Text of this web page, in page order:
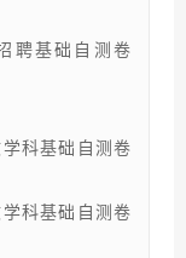
聘基础自测卷
科基础自测卷
科基础自测卷